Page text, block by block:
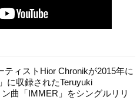
ィストHior Chronikが2015年に
に収録されたTeruyuki
曲「IMMER」をシングルリリ